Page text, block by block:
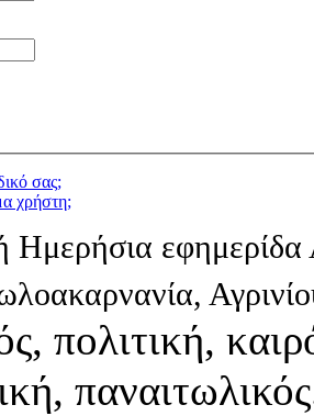
σας;
χρήστη;
Ημερήσια εφημερίδα
πολιτική,